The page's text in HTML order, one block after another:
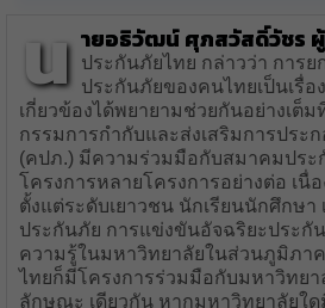
น ายอธิวัฒน์ ศุภสวัสดิ์วัชร
ประกันภัยไทย กล่าวว่า การ
ประกันภัยของคนไทยเป็นเรื่
เกี่ยวข้องได้พยายามช่วยกันอย่างเต็
กรรมการกำกับและส่งเสริมการประ
(คปภ.) มีความร่วมมือกับสมาคมประ
โครงการหลายโครงการอย่างต่อ เนื่
ตั้งแต่ระดับเยาวชน นักเรียนนักศึกษา
ประกันภัย การแข่งขันอัจฉริยะประกั
ความรู้ในมหาวิทยาลัยในส่วนภูมิภา
ไทยก็มีโครงการร่วมมือกับมหาวิทย
ลักษณะ เดียวกัน หากมหาวิทยาลัยใ